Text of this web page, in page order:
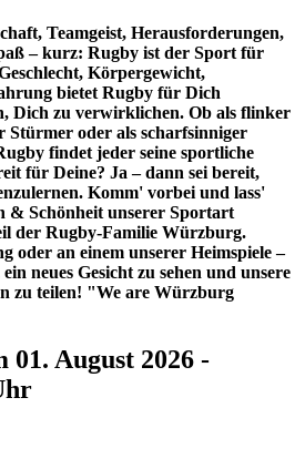
Teamgeist, Herausforderungen,
– kurz: Rugby ist der Sport für
Körpergewicht,
bietet Rugby für Dich
Dich zu verwirklichen. Ob als flinker
Stürmer oder als scharfsinniger
findet jeder seine sportliche
für Deine? Ja – dann sei bereit,
Komm' vorbei und lass'
& Schönheit unserer Sportart
der Rugby-Familie Würzburg.
oder an einem unserer Heimspiele –
neues Gesicht zu sehen und unsere
zu teilen! "We are Würzburg
01. August 2026 -